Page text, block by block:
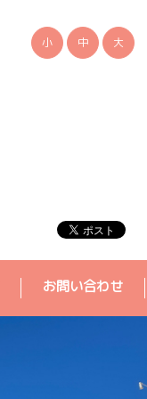
小 中 大
お問い合わせ